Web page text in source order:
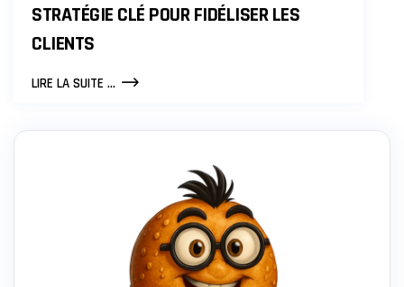
STRATÉGIE CLÉ POUR FIDÉLISER LES
CLIENTS
LIRE LA SUITE ...LE
:
FIDÉLISER
CLIENTS